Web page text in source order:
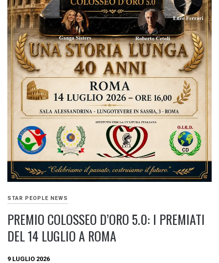
STAR PEOPLE NEWS
PREMIO COLOSSEO D’ORO 5.0: I PREMIATI
DEL 14 LUGLIO A ROMA
9 LUGLIO 2026